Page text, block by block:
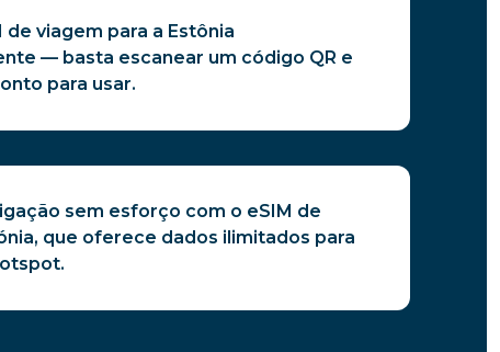
de viagem para a Estônia
— basta escanear um código QR e
para usar.
sem esforço com o eSIM de
que oferece dados ilimitados para